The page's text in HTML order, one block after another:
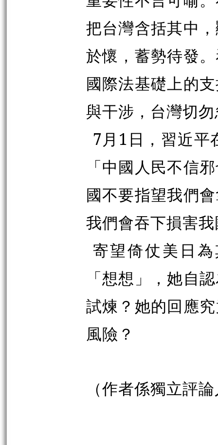
把台灣含括其中
於懷，蓄勢待發
國際法基礎上的
與干涉，台灣切
7月1日，習近平
「中國人民不信
國不要指望我們
我們會吞下損害
寄望倚仗美日
「想想」，她自
試煉？她的回應
風險？
（作者係獨立評